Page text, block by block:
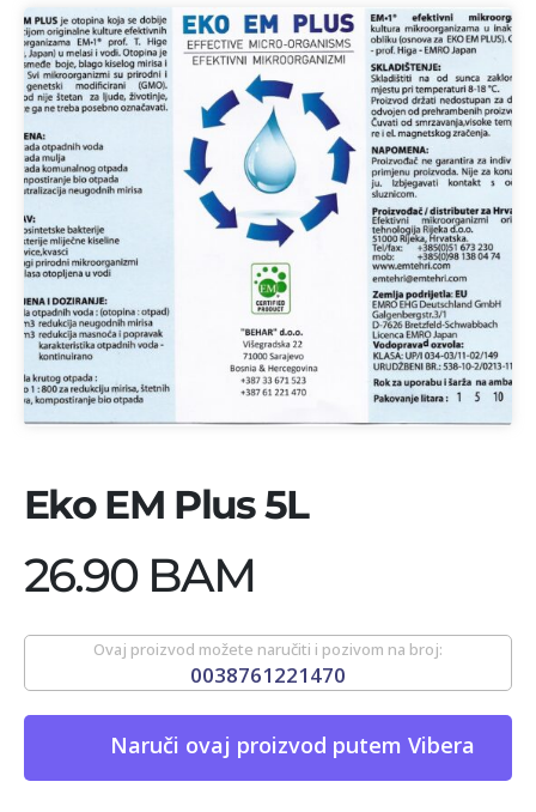
Eko EM Plus 5L
26.90 BAM
Ovaj proizvod možete naručiti i pozivom na broj:
0038761221470
Naruči ovaj proizvod putem Vibera